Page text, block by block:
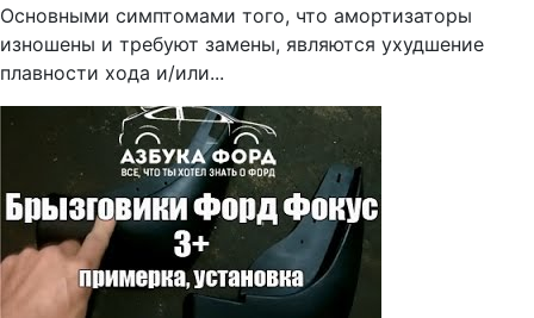
Основными симптомами того, что амортизаторы
изношены и требуют замены, являются ухудшение
плавности хода и/или...